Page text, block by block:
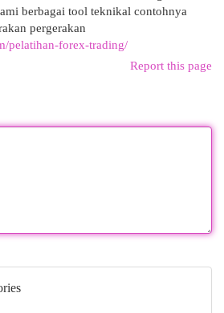
berbagai tool teknikal contohnya
pergerakan
pelatihan-forex-trading/
Report this page